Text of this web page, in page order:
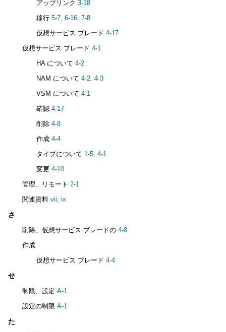
アップリンク 3-18
移行 5-7, 6-16, 7-8
仮想サービス ブレード 4-17
仮想サービス ブレード 4-1
HA について 4-2
NAM について 4-2, 4-3
VSM について 4-1
確認 4-17
削除 4-8
作成 4-4
タイプについて 1-5, 4-1
変更 4-10
管理、リモート 2-1
関連資料 vii, ix
さ
削除、仮想サービス ブレードの 4-8
作成
仮想サービス ブレード 4-4
せ
制限、設定 A-1
設定の制限 A-1
た